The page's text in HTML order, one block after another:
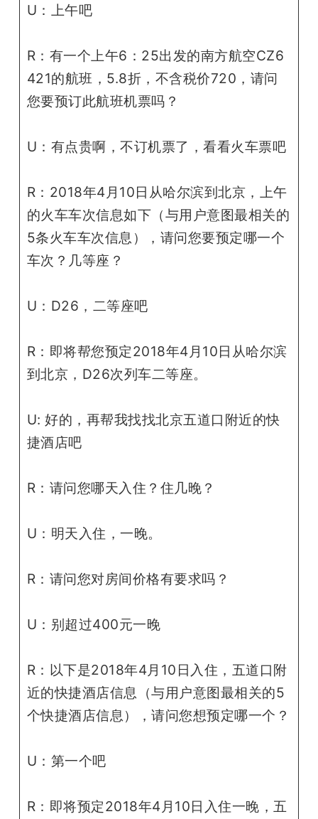
U：上午吧
R：有一个上午6：25出发的南方航空CZ6
421的航班，5.8折，不含税价720，请问
您要预订此航班机票吗？
U：有点贵啊，不订机票了，看看火车票吧
R：2018年4月10日从哈尔滨到北京，上午
的火车车次信息如下（与用户意图最相关的
5条火车车次信息），请问您要预定哪一个
车次？几等座？
U：D26，二等座吧
R：即将帮您预定2018年4月10日从哈尔滨
到北京，D26次列车二等座。
U: 好的，再帮我找找北京五道口附近的快
捷酒店吧
R：请问您哪天入住？住几晚？
U：明天入住，一晚。
R：请问您对房间价格有要求吗？
U：别超过400元一晚
R：以下是2018年4月10日入住，五道口附
近的快捷酒店信息（与用户意图最相关的5
个快捷酒店信息），请问您想预定哪一个？
U：第一个吧
R：即将预定2018年4月10日入住一晚，五